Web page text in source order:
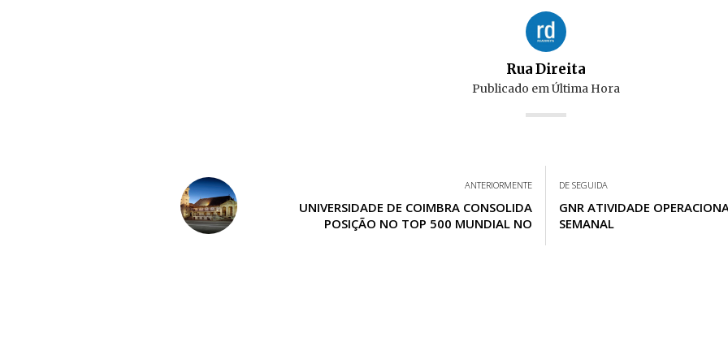
Rua Direita
Publicado emÚltima Hora
ANTERIORMENTE
UNIVERSIDADE DE COIMBRA CONSOLIDA
POSIÇÃO NO TOP 500 MUNDIAL NO
DE SEGUIDA
GNR ATIVIDADE
SEMANAL